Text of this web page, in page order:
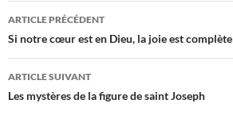
Navigation
des
articles
ARTICLE PRÉCÉDENT
Si notre cœur est en Dieu, la joie est complète
ARTICLE SUIVANT
Les mystères de la figure de saint Joseph